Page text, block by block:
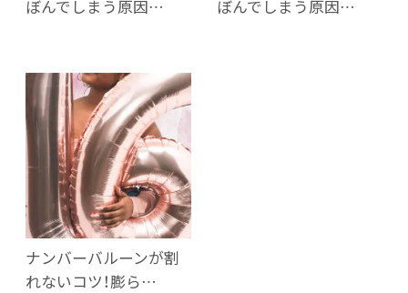
ぼんでしまう原因…
ぼんでしまう原因…
ナンバーバルーンが割
れないコツ！膨ら…